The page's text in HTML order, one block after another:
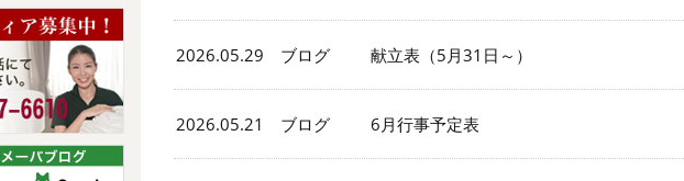
2026.05.29 ブログ 献立表（5月31日～）
2026.05.21 ブログ 6月行事予定表